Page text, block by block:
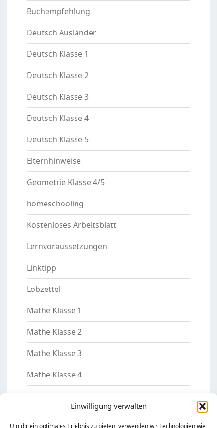
Einwilligung verwalten
Um dir ein optimales Erlebnis zu bieten, verwenden wir Technologien wie
Buchempfehlung
Deutsch Ausländer
Deutsch Klasse 1
Deutsch Klasse 2
Deutsch Klasse 3
Deutsch Klasse 4
Deutsch Klasse 5
Elternhinweise
Geometrie Klasse 4/5
homeschooling
Kostenloses Arbeitsblatt
Lernvoraussetzungen
Linktipp
Lobzettel
Mathe Klasse 1
Mathe Klasse 2
Mathe Klasse 3
Mathe Klasse 4